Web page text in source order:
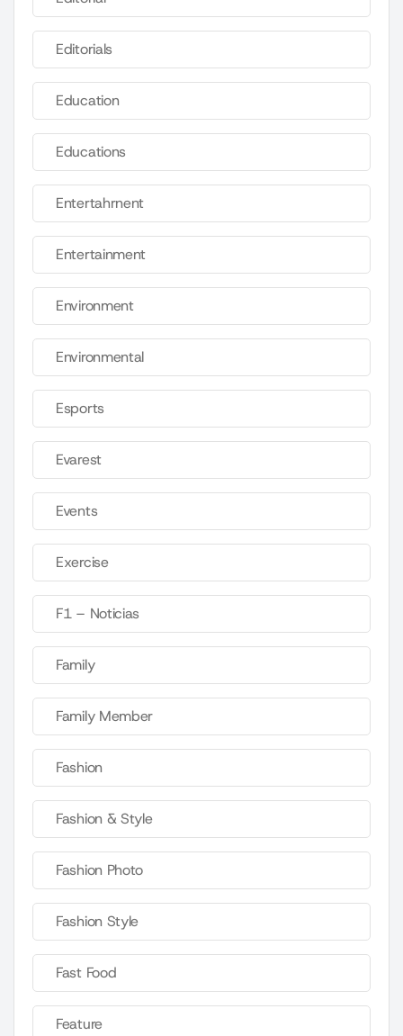
Editorials
Education
Educations
Entertahrnent
Entertainment
Environment
Environmental
Esports
Evarest
Events
Exercise
F1 – Noticias
Family
Family Member
Fashion
Fashion & Style
Fashion Photo
Fashion Style
Fast Food
Feature